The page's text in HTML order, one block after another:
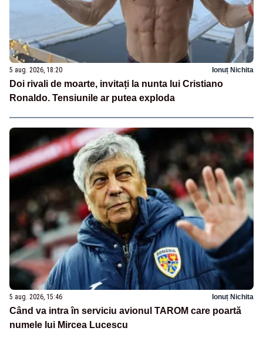
5 aug. 2026, 18:20 Ionuț Nichita
Doi rivali de moarte, invitați la nunta lui Cristiano
Ronaldo. Tensiunile ar putea exploda
5 aug. 2026, 15:46 Ionuț Nichita
Când va intra în serviciu avionul TAROM care poartă
numele lui Mircea Lucescu